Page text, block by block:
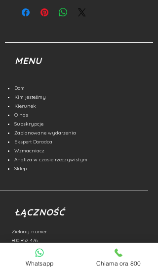
MENU
Dom
Kim jesteśmy
Kierunek
O nas
Subskrypcje
Zaplanowane wydarzenia
Ekspert Doradca
Wzmacniacz
Analiza w czasie rzeczywistym
Sklep
ŁĄCZNOŚĆ
Zielony numer
800 852 476
info@accademiadeltrading.com
03618580835
Whatsapp Chiama ora 800